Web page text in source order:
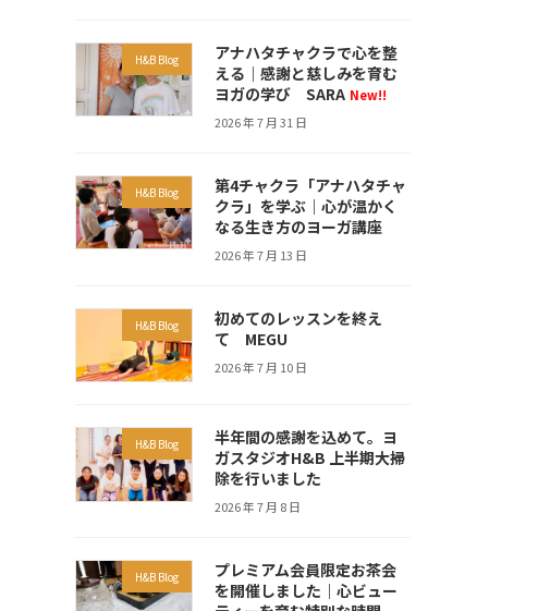
H&B Blog
アナハタチャクラで心を整
える｜感謝と慈しみを育む
ヨガの学び SARA New!!
2026 年 7 月 31 日
H&B Blog
第4チャクラ「アナハタチャ
クラ」を学ぶ｜心が温かく
なる生き方のヨーガ講座
2026 年 7 月 13 日
H&B Blog
初めてのレッスンを終え
て MEGU
2026 年 7 月 10 日
H&B Blog
半年間の感謝を込めて。ヨ
ガスタジオH&B 上半期大掃
除を行いました
2026 年 7 月 8 日
H&B Blog
プレミアム会員限定お茶会
を開催しました｜心ビュー